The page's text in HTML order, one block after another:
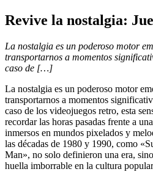
Revive la nostalgia:
La nostalgia es un poderoso motor
transportarnos a momentos
caso de […]
La nostalgia es un poderoso motor
transportarnos a momentos
caso de los videojuegos retro, esta
recordar las horas pasadas frente a
inmersos en mundos pixelados y
las décadas de 1980 y 1990, como
Man», no solo definieron una era,
huella imborrable en la cultura